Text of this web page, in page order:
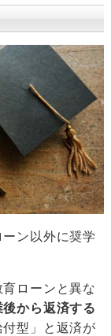
ン以外に奨学
ローンと異な
から返済する
型」と返済が